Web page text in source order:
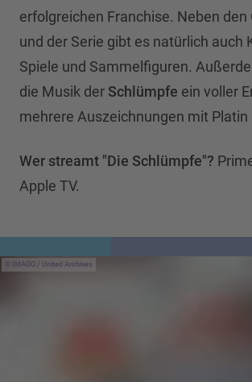
erfolgreichen Franchise. Neben den
und der Serie gibt es natürlich auch
Spiele und Sammelfiguren.
die Musik der Schlümpfe ein voller
mehrere Auszeichnungen mit Platin
Wer streamt "Die Schlümpfe"?
Apple TV.
IMAGO / United Archives